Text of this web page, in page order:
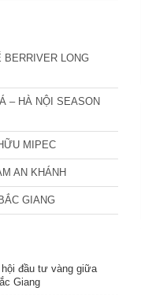
BERRIVER LONG
– HÀ NỘI SEASON
MIPEC
AN KHÁNH
GIANG
đầu tư vàng giữa
Giang